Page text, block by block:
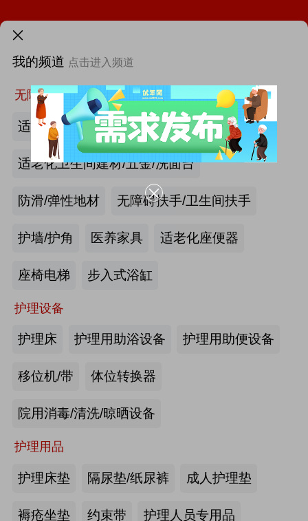
我的频道 点击进入频道
无障碍空间
适老化墙面/天花板
适老化卫生间建材/五金/洗面台
防滑/弹性地材 无障碍扶手/卫生间扶手
护墙/护角 医养家具 适老化座便器
座椅电梯 步入式浴缸
护理设备
护理床 护理用助浴设备 护理用助便设备
移位机/带 体位转换器
院用消毒/清洗/晾晒设备
护理用品
护理床垫 隔尿垫/纸尿裤 成人护理垫
褥疮坐垫 约束带 护理人员专用品
首页 找新闻 找厂商
最新资讯
火热招展 | 2026中国国际福祉博览会：抢占全球商机高地！
第46届西部国际医疗器械展览会
第四届西安国际养老产业博览会
海尔电动轮椅-海尔智慧康养
产业头条
机构“一件事”上线
业陆家嘴峰会议程首发，早鸟通道同